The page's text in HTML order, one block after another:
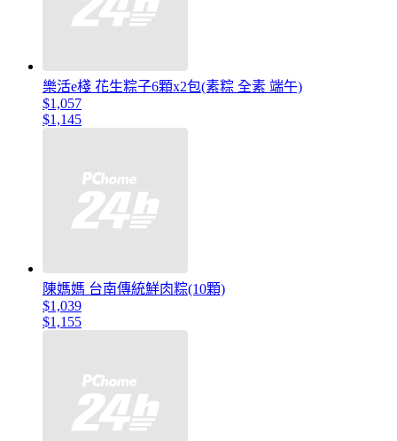
樂活e棧 花生粽子6顆x2包(素粽 全素 端午)
$1,057
$1,145
陳媽媽 台南傳統鮮肉粽(10顆)
$1,039
$1,155